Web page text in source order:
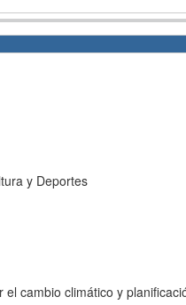
y Deportes
el cambio climático y